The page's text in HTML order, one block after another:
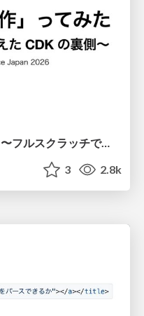
AWS CDK を「作」ってみた 〜フルスクラッチで見えた CDK の裏側〜 / aws-cdk-from-scratch
3 2.8k